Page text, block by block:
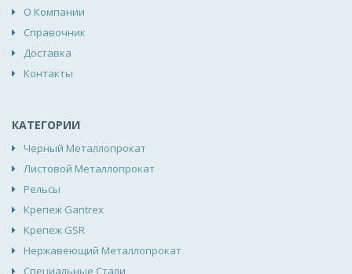
О Компании
Справочник
Доставка
Контакты
КАТЕГОРИИ
Черный Металлопрокат
Листовой Металлопрокат
Рельсы
Крепеж Gantrex
Крепеж GSR
Нержавеющий Металлопрокат
Специальные Стали